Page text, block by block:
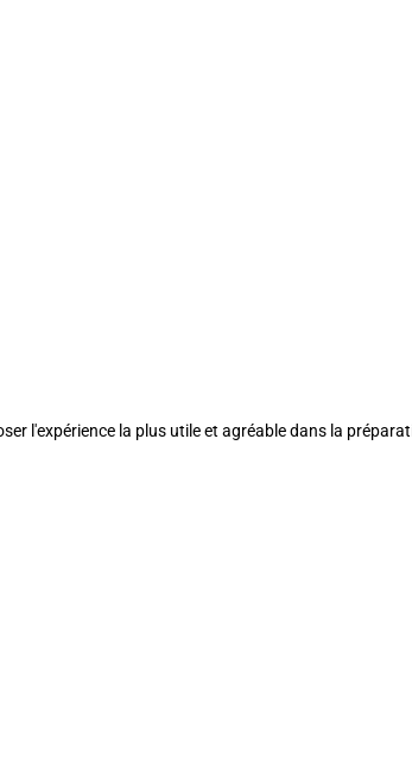
l'expérience la plus utile et agréable dans la